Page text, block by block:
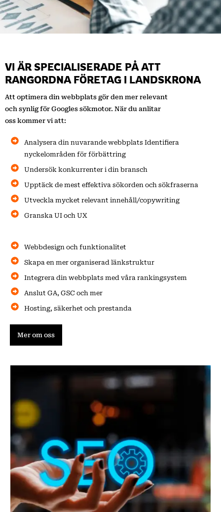
VI ÄR SPECIALISERADE PÅ ATT
RANGORDNA FÖRETAG I LANDSKRONA
Att optimera din webbplats gör den mer relevant
och synlig för Googles sökmotor. När du anlitar
oss kommer vi att:
Analysera din nuvarande webbplats Identifiera
nyckelområden för förbättring
Undersök konkurrenter i din bransch
Upptäck de mest effektiva sökorden och sökfraserna
Utveckla mycket relevant innehåll/copywriting
Granska UI och UX
Webbdesign och funktionalitet
Skapa en mer organiserad länkstruktur
Integrera din webbplats med våra rankingsystem
Anslut GA, GSC och mer
Hosting, säkerhet och prestanda
Mer om oss